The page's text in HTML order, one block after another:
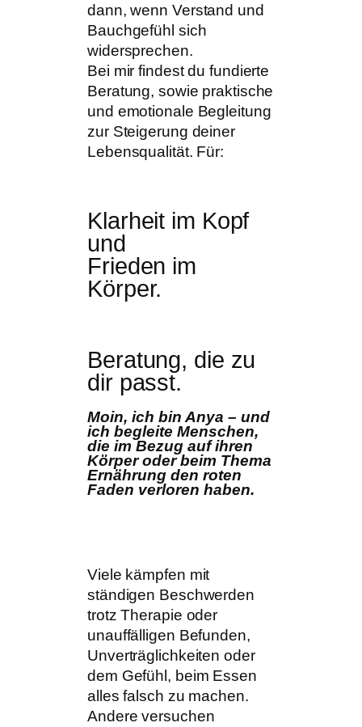
dann, wenn Verstand und
Bauchgefühl sich
widersprechen.
Bei mir findest du fundierte
Beratung, sowie praktische
und emotionale Begleitung
zur Steigerung deiner
Lebensqualität. Für:
Klarheit im Kopf
und
Frieden im
Körper.
Beratung, die zu
dir passt.
Moin, ich bin Anya – und
ich begleite Menschen,
die im Bezug auf ihren
Körper oder beim Thema
Ernährung den roten
Faden verloren haben.
Viele kämpfen mit
ständigen Beschwerden
trotz Therapie oder
unauffälligen Befunden,
Unverträglichkeiten oder
dem Gefühl, beim Essen
alles falsch zu machen.
Andere versuchen